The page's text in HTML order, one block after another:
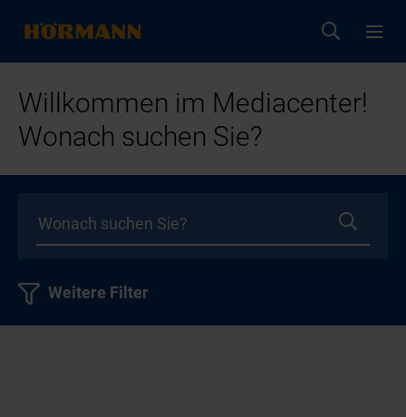
Willkommen im Mediacenter!
Wonach suchen Sie?
Weitere Filter